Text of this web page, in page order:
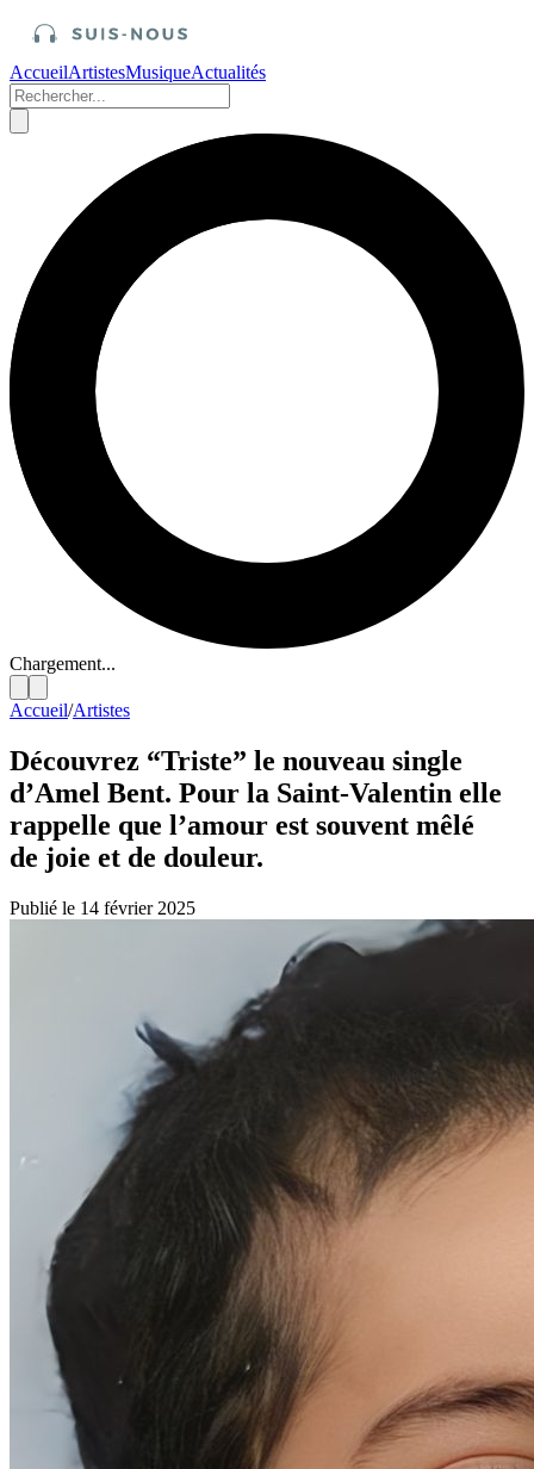
AccueilArtistesMusiqueActualités
Chargement...
Accueil/Artistes
Découvrez “Triste” le nouveau single
d’Amel Bent. Pour la Saint-Valentin elle
rappelle que l’amour est souvent mêlé
de joie et de douleur.
Publié le 14 février 2025